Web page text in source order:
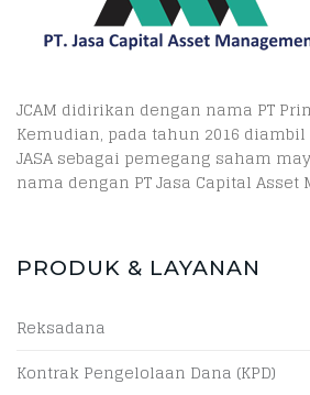
JCAM didirikan dengan nama PT
Kemudian, pada tahun 2016 diambil
JASA sebagai pemegang saham
nama dengan PT Jasa Capital Asset
PRODUK & LAYANAN
Reksadana
Kontrak Pengelolaan Dana (KPD)